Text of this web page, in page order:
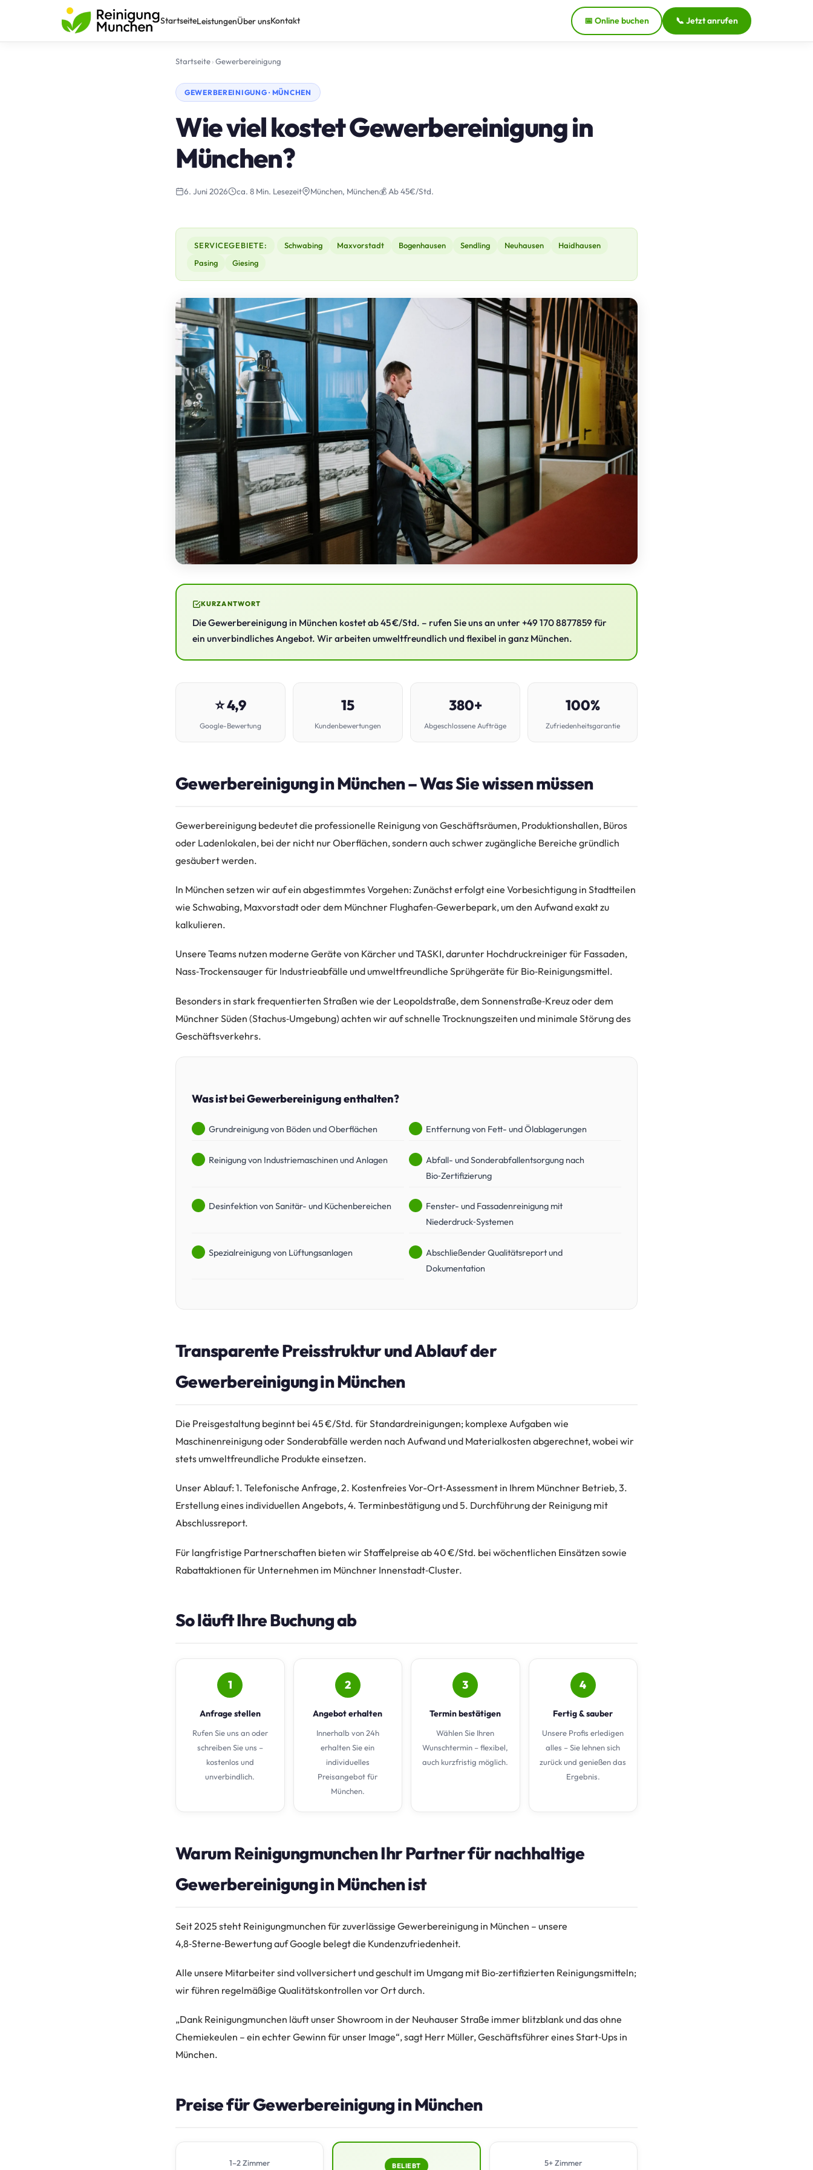
StartseiteLeistungenÜber unsKontakt 📅 Online buchen 📞 Jetzt anrufen
Startseite›Gewerbereinigung
GEWERBEREINIGUNG · MÜNCHEN
Wie viel kostet Gewerbereinigung in
München?
6. Juni 2026 ca. 8 Min. Lesezeit München, München💰 Ab 45€/Std.
SERVICEGEBIETE: Schwabing Maxvorstadt Bogenhausen Sendling Neuhausen
Haidhausen
Pasing
Giesing
KURZANTWORT
Die Gewerbereinigung in München kostet ab 45 €/Std. – rufen Sie uns an unter +49 170 8877859 für
ein unverbindliches Angebot. Wir arbeiten umweltfreundlich und flexibel in ganz München.
⭐ 4,9
Google-Bewertung
15
Kundenbewertungen
380+
Abgeschlossene Aufträge
100%
Zufriedenheitsgarantie
Gewerbereinigung in München – Was Sie wissen müssen
Gewerbereinigung bedeutet die professionelle Reinigung von Geschäftsräumen, Produktionshallen, Büros
oder Ladenlokalen, bei der nicht nur Oberflächen, sondern auch schwer zugängliche Bereiche gründlich
gesäubert werden.
In München setzen wir auf ein abgestimmtes Vorgehen: Zunächst erfolgt eine Vorbesichtigung in Stadtteilen
wie Schwabing, Maxvorstadt oder dem Münchner Flughafen‑Gewerbepark, um den Aufwand exakt zu
kalkulieren.
Unsere Teams nutzen moderne Geräte von Kärcher und TASKI, darunter Hochdruckreiniger für Fassaden,
Nass‑Trockensauger für Industrieabfälle und umweltfreundliche Sprühgeräte für Bio‑Reinigungsmittel.
Besonders in stark frequentierten Straßen wie der Leopoldstraße, dem Sonnenstraße‑Kreuz oder dem
Münchner Süden (Stachus‑Umgebung) achten wir auf schnelle Trocknungszeiten und minimale Störung des
Geschäftsverkehrs.
Was ist bei Gewerbereinigung enthalten?
Grundreinigung von Böden und Oberflächen Entfernung von Fett- und Ölablagerungen
Reinigung von Industriemaschinen und Anlagen
Abfall- und Sonderabfallentsorgung nach
Bio‑Zertifizierung
Desinfektion von Sanitär- und Küchenbereichen
Fenster- und Fassadenreinigung mit
Niederdruck‑Systemen
Spezialreinigung von Lüftungsanlagen
Abschließender Qualitätsreport und
Dokumentation
Transparente Preisstruktur und Ablauf der
Gewerbereinigung in München
Die Preisgestaltung beginnt bei 45 €/Std. für Standardreinigungen; komplexe Aufgaben wie
Maschinenreinigung oder Sonderabfälle werden nach Aufwand und Materialkosten abgerechnet, wobei wir
stets umweltfreundliche Produkte einsetzen.
Unser Ablauf: 1. Telefonische Anfrage, 2. Kostenfreies Vor-Ort‑Assessment in Ihrem Münchner Betrieb, 3.
Erstellung eines individuellen Angebots, 4. Terminbestätigung und 5. Durchführung der Reinigung mit
Abschlussreport.
Für langfristige Partnerschaften bieten wir Staffelpreise ab 40 €/Std. bei wöchentlichen Einsätzen sowie
Rabattaktionen für Unternehmen im Münchner Innenstadt‑Cluster.
So läuft Ihre Buchung ab
1
Anfrage stellen
Rufen Sie uns an oder
schreiben Sie uns –
kostenlos und
unverbindlich.
2
Angebot erhalten
Innerhalb von 24h
erhalten Sie ein
individuelles
Preisangebot für
München.
3
Termin bestätigen
Wählen Sie Ihren
Wunschtermin – flexibel,
auch kurzfristig möglich.
4
Fertig & sauber
Unsere Profis erledigen
alles – Sie lehnen sich
zurück und genießen das
Ergebnis.
Warum Reinigungmunchen Ihr Partner für nachhaltige
Gewerbereinigung in München ist
Seit 2025 steht Reinigungmunchen für zuverlässige Gewerbereinigung in München – unsere
4,8‑Sterne‑Bewertung auf Google belegt die Kundenzufriedenheit.
Alle unsere Mitarbeiter sind vollversichert und geschult im Umgang mit Bio‑zertifizierten Reinigungsmitteln;
wir führen regelmäßige Qualitätskontrollen vor Ort durch.
„Dank Reinigungmunchen läuft unser Showroom in der Neuhauser Straße immer blitzblank und das ohne
Chemiekeulen – ein echter Gewinn für unser Image“, sagt Herr Müller, Geschäftsführer eines Start‑Ups in
München.
Preise für Gewerbereinigung in München
1–2 Zimmer BELIEBT 5+ Zimmer